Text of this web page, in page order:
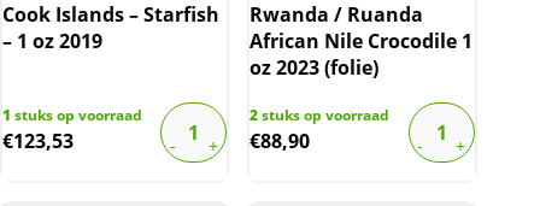
Cook Islands – Starfish
– 1 oz 2019
1 stuks op voorraad
€123,53
Rwanda / Ruanda
African Nile Crocodile 1
oz 2023 (folie)
2stuks op voorraad
€88,90